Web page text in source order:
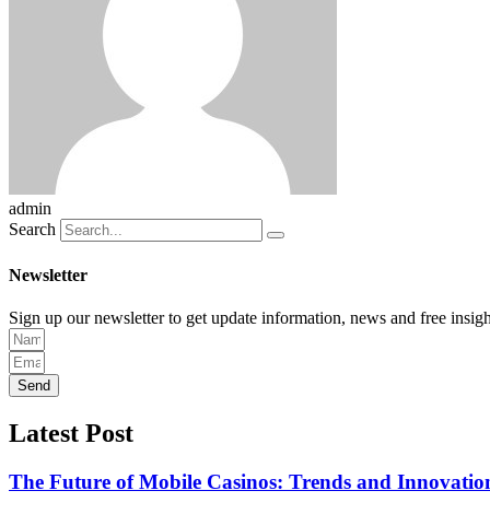
admin
Search
Newsletter
Sign up our newsletter to get update information, news and free
Send
Latest Post
The Future of Mobile Casinos: Trends and